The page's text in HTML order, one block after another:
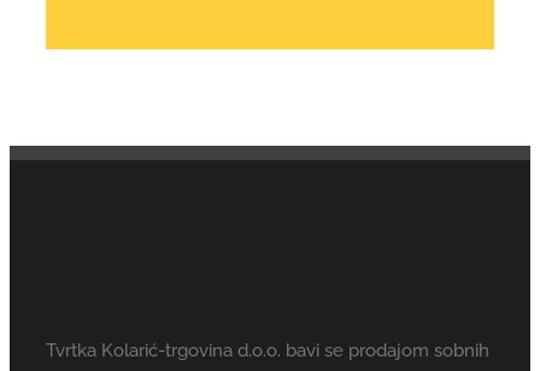
Tvrtka Kolarić-trgovina d.o.o. bavi se prodajom sobnih